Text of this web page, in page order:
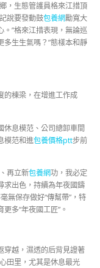
生態管護員格來江措頂
說要發動鼓包養網勵寬大
”格來江措表現，無論巡
生生氣嗎？”態樣本和靜
棟梁，在增進工作成
息模范、公司總卸車間
模范和進包養價格ptt步前
再立新包養網功，我必定
求出色，持續為年夜國鑄
無保存做好“傳幫帶”，特
多“年夜國工匠”。
越，濕透的后背見證著
田里，尤其是休息最光